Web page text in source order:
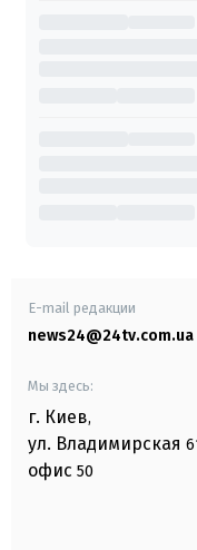
E-mail редакции
news24@24tv.com.ua
Мы здесь:
г. Киев,
ул. Владимирская
офис 50